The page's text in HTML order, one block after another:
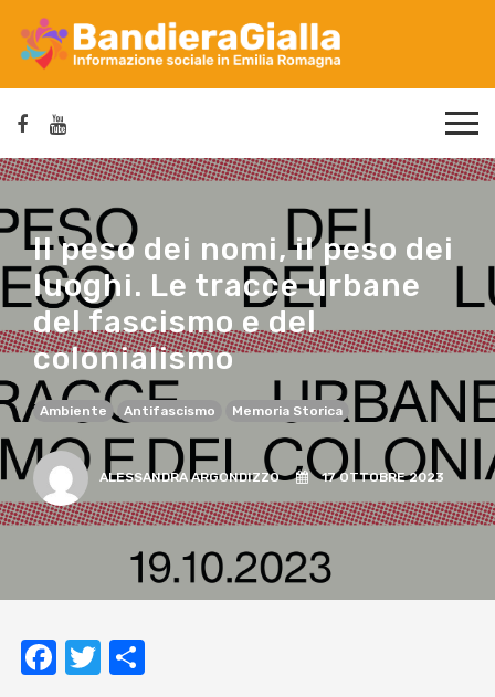
Il peso dei nomi, il peso dei
luoghi. Le tracce urbane
del fascismo e del
colonialismo
Ambiente Antifascismo Memoria Storica
ALESSANDRA ARGONDIZZO 17 OTTOBRE 2023
Facebook
Twitter